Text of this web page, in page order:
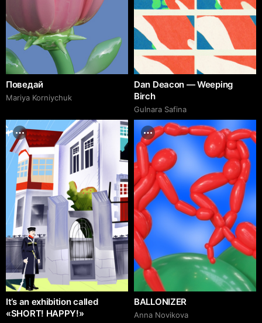
Поведай
Mariya Korniychuk
Dan Deacon — Weeping
Birch
Gulnara Safina
It’s an exhibition called
«SHORT! HAPPY!»
BALLONIZER
Аnna Novikova